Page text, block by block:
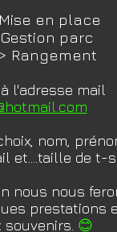
en place
parc
Rangement
l'adresse mail
nom,
et....taille de t-
nous nous
prestations
souvenirs. 😊